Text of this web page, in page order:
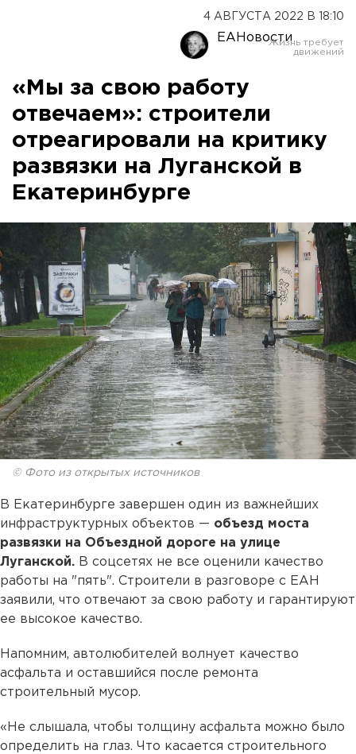
4 АВГУСТА 2022 В 18:10
ЕАНовости
«Мы за свою работу
отвечаем»: строители
отреагировали на критику
развязки на Луганской в
Екатеринбурге
© Фото из открытых источников
В Екатеринбурге завершен один из важнейших
инфраструктурных объектов — объезд моста
развязки на Объездной дороге на улице
Луганской. В соцсетях не все оценили качество
работы на "пять". Строители в разговоре с ЕАН
заявили, что отвечают за свою работу и гарантируют
ее высокое качество.
Напомним, автолюбителей волнует качество
асфальта и оставшийся после ремонта
строительный мусор.
«Не слышала, чтобы толщину асфальта можно было
определить на глаз. Что касается строительного